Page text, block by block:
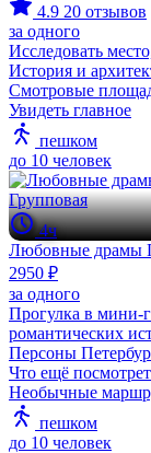
4.9 20 отзывов
за одного
Исследовать
История и
Смотровые
Увидеть главное
пешком
до 10 человек
Групповая
4ч
Любовные драмы
2950 ₽
за одного
Прогулка в мини-
романтических
Персоны
Что ещё
Необычные
пешком
до 10 человек